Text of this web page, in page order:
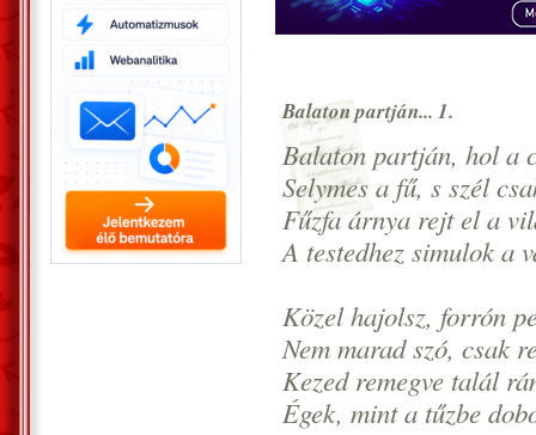
Balaton partján... 1.
Balaton partján, hol a
Selymes a fű, s szél
Fűzfa árnya rejt el a
A testedhez simulok a
Közel hajolsz, forrón
Nem marad szó, csak
Kezed remegve talál
Égek, mint a tűzbe